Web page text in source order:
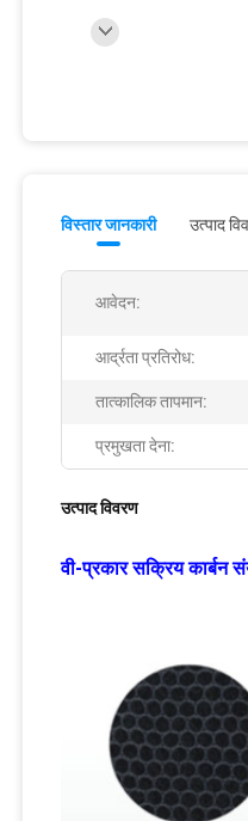
विस्तार जानकारी उत्पाद
आवेदन:
आर्द्रता प्रतिरोध:
तात्कालिक तापमान:
प्रमुखता देना:
उत्पाद विवरण
वी-प्रकार सक्रिय कार्बन